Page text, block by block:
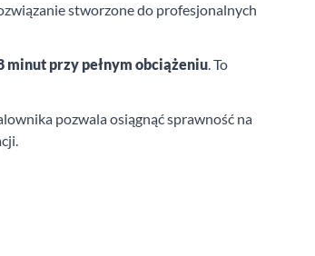
stworzone do profesjonalnych
minut przy pełnym obciążeniu. To
pozwala osiągnąć sprawność na